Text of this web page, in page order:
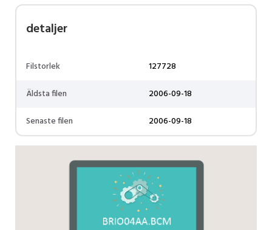
detaljer
Filstorlek
127728
Äldsta filen
2006-09-18
Senaste filen
2006-09-18